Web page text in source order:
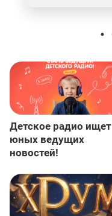
Детское радио ищет
юных ведущих
новостей!